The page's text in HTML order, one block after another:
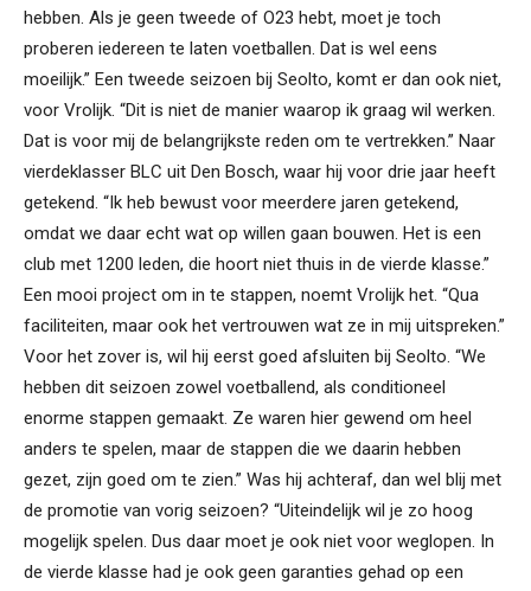
hebben. Als je geen tweede of O23 hebt, moet je toch
proberen iedereen te laten voetballen. Dat is wel eens
moeilijk.” Een tweede seizoen bij Seolto, komt er dan ook niet,
voor Vrolijk. “Dit is niet de manier waarop ik graag wil werken.
Dat is voor mij de belangrijkste reden om te vertrekken.” Naar
vierdeklasser BLC uit Den Bosch, waar hij voor drie jaar heeft
getekend. “Ik heb bewust voor meerdere jaren getekend,
omdat we daar echt wat op willen gaan bouwen. Het is een
club met 1200 leden, die hoort niet thuis in de vierde klasse.”
Een mooi project om in te stappen, noemt Vrolijk het. “Qua
faciliteiten, maar ook het vertrouwen wat ze in mij uitspreken.”
Voor het zover is, wil hij eerst goed afsluiten bij Seolto. “We
hebben dit seizoen zowel voetballend, als conditioneel
enorme stappen gemaakt. Ze waren hier gewend om heel
anders te spelen, maar de stappen die we daarin hebben
gezet, zijn goed om te zien.” Was hij achteraf, dan wel blij met
de promotie van vorig seizoen? “Uiteindelijk wil je zo hoog
mogelijk spelen. Dus daar moet je ook niet voor weglopen. In
de vierde klasse had je ook geen garanties gehad op een